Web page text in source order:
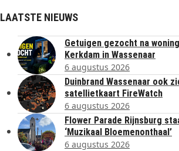
LAATSTE NIEUWS
Getuigen gezocht na
Kerkdam in Wassenaar
6 augustus 2026
Duinbrand Wassenaar ook
satellietkaart FireWatch
6 augustus 2026
Flower Parade Rijnsburg
‘Muzikaal Bloemenonthaal’
6 augustus 2026